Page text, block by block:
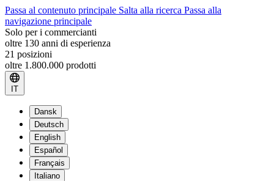
Passa al contenuto principale Salta alla ricerca Passa alla
navigazione principale
Solo per i commercianti
oltre 130 anni di esperienza
21 posizioni
oltre 1.800.000 prodotti
IT
Dansk
Deutsch
English
Español
Français
Italiano